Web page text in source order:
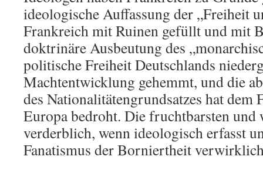
ideologische Auffassung der „Freiheit
Frankreich mit Ruinen gefüllt und mit
doktrinäre Ausbeutung des
politische Freiheit Deutschlands
Machtentwicklung gehemmt, und die
des Nationalitätengrundsatzes hat dem
Europa bedroht. Die fruchtbarsten und
verderblich, wenn ideologisch erfasst
Fanatismus der Borniertheit